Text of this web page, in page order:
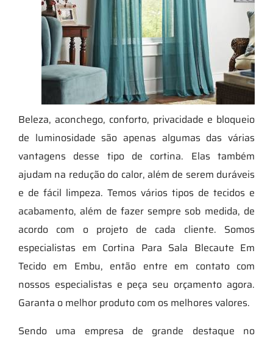
Beleza, aconchego, conforto, privacidade e bloqueio
de luminosidade são apenas algumas das várias
vantagens desse tipo de cortina. Elas também
ajudam na redução do calor, além de serem duráveis
e de fácil limpeza. Temos vários tipos de tecidos e
acabamento, além de fazer sempre sob medida, de
acordo com o projeto de cada cliente. Somos
especialistas em Cortina Para Sala Blecaute Em
Tecido em Embu, então entre em contato com
nossos especialistas e peça seu orçamento agora.
Garanta o melhor produto com os melhores valores.
Sendo uma empresa de grande destaque no